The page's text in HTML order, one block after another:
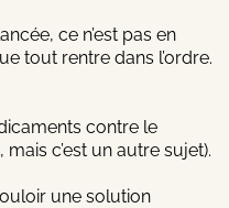
ce n’est pas en
tout rentre dans l’ordre.
contre le
c’est un autre sujet).
une solution